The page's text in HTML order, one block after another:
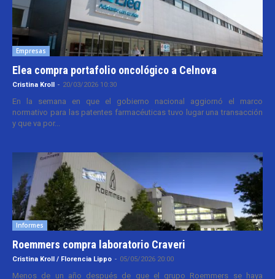
Empresas
Elea compra portafolio oncológico a Celnova
Cristina Kroll - 20/03/2026 10:30
En la semana en que el gobierno nacional aggiornó el marco
normativo para las patentes farmacéuticas tuvo lugar una transacción
y que va por...
Informes
Roemmers compra laboratorio Craveri
Cristina Kroll / Florencia Lippo - 05/05/2026 20:00
Menos de un año después de que el grupo Roemmers se haya